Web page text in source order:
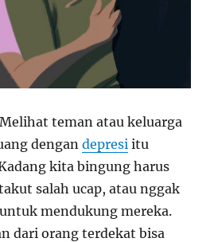
Melihat teman atau keluarga
dengandepresi itu
kita bingung harus
salah ucap, atau nggak
mendukung mereka.
dari orang terdekat bisa